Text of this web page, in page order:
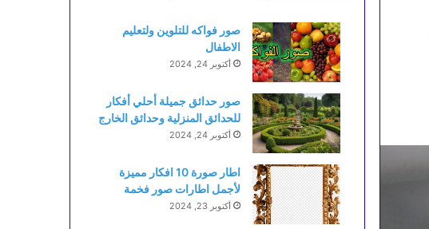
صور فواكه للتلوين ولتعليم
الاطفال
أكتوبر 24, 2024
صور حدائق جميلة أحلي أفكار
للحدائق المنزلية وحدائق الخارج
أكتوبر 24, 2024
اطار صورة 10 افكار مميزة
لأجمل اطارات صور فخمة
أكتوبر 23, 2024